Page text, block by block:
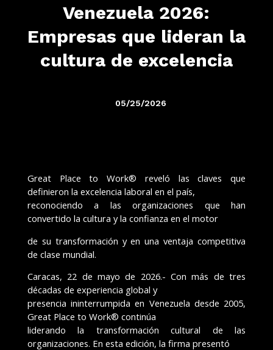
Venezuela 2026:
Empresas que lideran la
cultura de excelencia
05/25/2026
Great Place to Work® reveló las claves que
definieron la excelencia laboral en el país,
reconociendo a las organizaciones que han
convertido la cultura y la confianza en el motor
de su transformación y en una ventaja competitiva
de clase mundial.
Caracas, 22 de mayo de 2026.- Con más de tres
décadas de experiencia global y
presencia ininterrumpida en Venezuela desde 2005,
Great Place to Work® continúa
liderando la transformación cultural de las
organizaciones. En esta edición, la firma presentó